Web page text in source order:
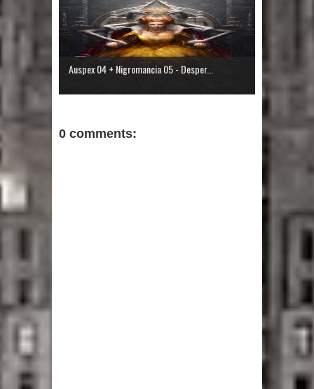
Auspex 04 + Nigromancia 05 - Desper...
0 comments: